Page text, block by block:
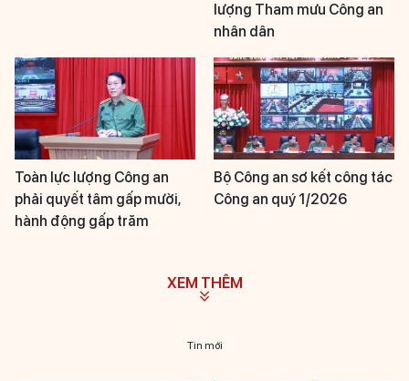
lượng Tham mưu Công an
nhân dân
Toàn lực lượng Công an
phải quyết tâm gấp mười,
hành động gấp trăm
Bộ Công an sơ kết công tác
Công an quý 1/2026
XEM THÊM
Tin mới